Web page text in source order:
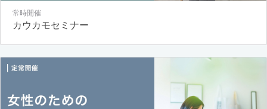
常時開催
カウカモセミナー